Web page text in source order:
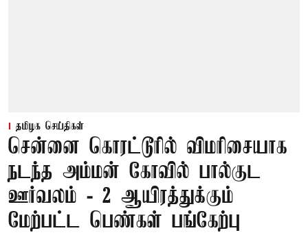
தமிழக செய்திகள்
சென்னை கொரட்டூரில் விமரிசையாக
நடந்த அம்மன் கோவில் பால்குட
ஊர்வலம் - 2 ஆயிரத்துக்கும்
மேற்பட்ட பெண்கள் பங்கேற்பு